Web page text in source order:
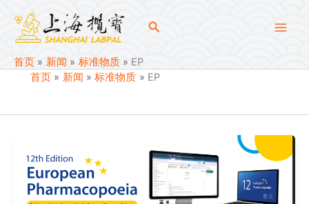
搜
首页 新闻 标准物质 EP
EP
首页 新闻 标准物质 EP